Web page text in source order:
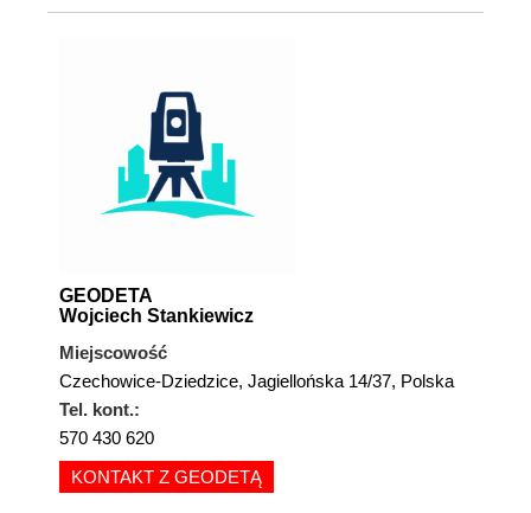
GEODETA
Wojciech Stankiewicz
Miejscowość
Czechowice-Dziedzice, Jagiellońska 14/37, Polska
Tel. kont.:
570 430 620
KONTAKT Z GEODETĄ